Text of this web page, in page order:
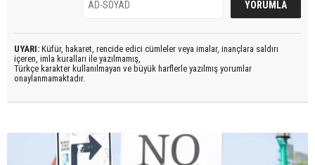
UYARI: Küfür, hakaret, rencide edici cümleler veya imalar, inançlara saldırı
içeren, imla kuralları ile yazılmamış,
Türkçe karakter kullanılmayan ve büyük harflerle yazılmış yorumlar
onaylanmamaktadır.